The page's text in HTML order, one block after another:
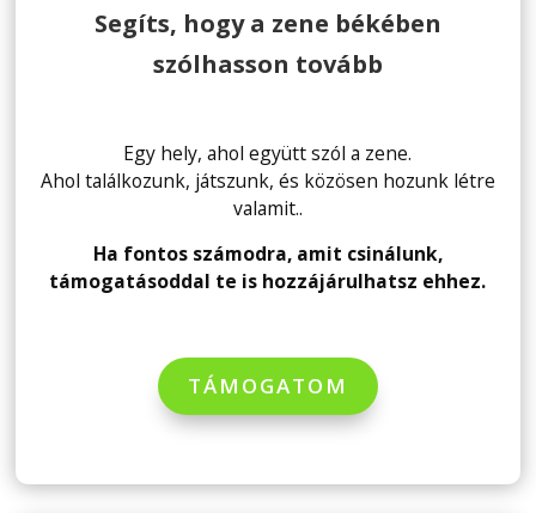
Segíts, hogy a zene békében
szólhasson tovább
Egy hely, ahol együtt szól a zene.
Ahol találkozunk, játszunk, és közösen hozunk létre
valamit..
Ha fontos számodra, amit csinálunk,
támogatásoddal te is hozzájárulhatsz ehhez.
TÁMOGATOM